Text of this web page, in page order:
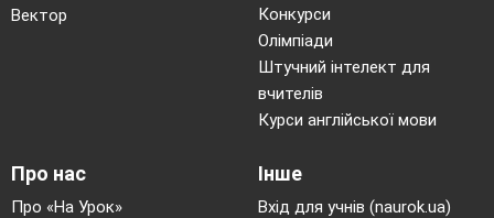
Вектор
Конкурси
Олімпіади
Штучний інтелект для
вчителів
Курси англійської мови
Про нас
Про «На Урок»
Інше
Вхід для учнів (naurok.ua)